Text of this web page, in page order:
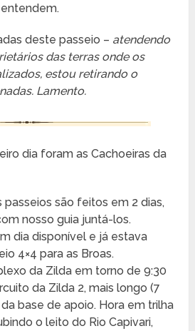
deste passeio – atendendo
das terras onde os
estou retirando o
Lamento.
dia foram as Cachoeiras da
são feitos em 2 dias,
nosso guia juntá-los.
dia disponível e já estava
4×4 para as Broas.
da Zilda em torno de 9:30
da Zilda 2, mais longo (7
base de apoio. Hora em trilha
o leito do Rio Capivari,